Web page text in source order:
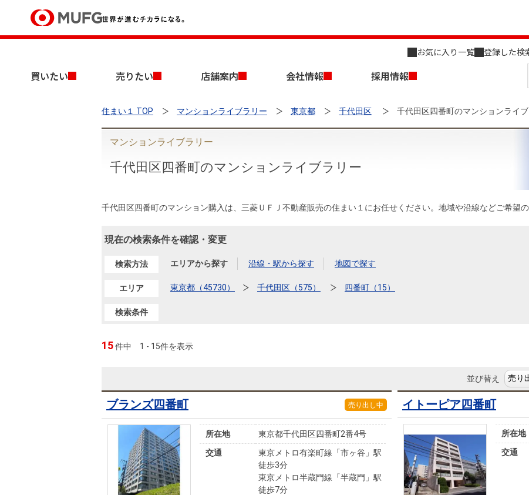
お気に入り一覧 登録した検
買いたい 売りたい 店舗案内 会社情報 採用情報
買いたいTOP
中古マンションを探す 新築・中古一戸建てを探す
購入向けサービス
住まいと暮らしの税金の本（電子ブック）
売りたいTOP
無料査定 売却相談
売却向けサービス
住まいと暮らしの税金の本（電子ブック）
店舗案内TOP
会社情報TOP
本社地図
採用情報TOP
売りたい
住まい１ TOP マンションライブラリー 東京都 千代田区 千代田区四番町のマンションライ
マンションライブラリー
千代田区四番町のマンションライブラリー
千代田区四番町のマンション購入は、三菱ＵＦＪ不動産販売の住まい１にお任せください。地域や沿線などご希望
現在の検索条件を確認・変更
検索方法 エリアから探す 沿線・駅から探す 地図で探す
エリア 東京都（45730） 千代田区（575） 四番町（15）
検索条件
15件中 1 - 15件を表示
並び替え
ブランズ四番町 売り出し中
所在地
東京都千代田区四番町2番4号
交通
東京メトロ有楽町線「市ヶ谷」駅
徒歩3分
東京メトロ半蔵門線「半蔵門」駅
徒歩7分
イトーピア四番町
所在地
交通